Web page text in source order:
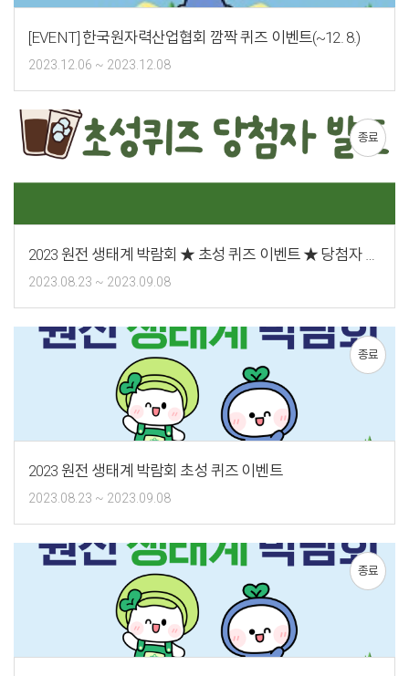
[EVENT] 한국원자력산업협회 깜짝 퀴즈 이벤트(~12. 8.)
2023.12.06 ~ 2023.12.08
2023.08.23 ~ 2023.09.08
종료
2023 원전 생태계 박람회 초성 퀴즈 이벤트
2023.08.23 ~ 2023.09.08
종료
종료